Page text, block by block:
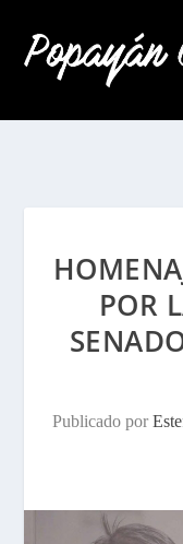
POR
Publicado por